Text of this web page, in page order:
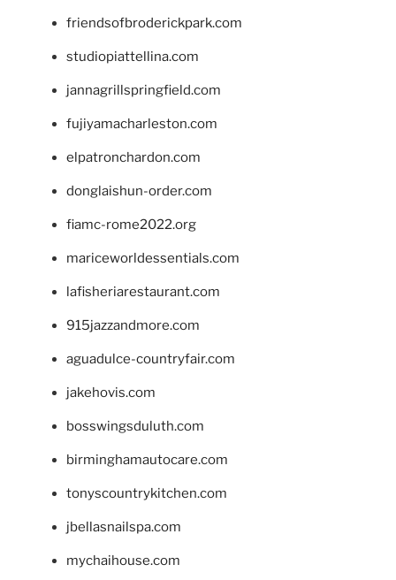
friendsofbroderickpark.com
studiopiattellina.com
jannagrillspringfield.com
fujiyamacharleston.com
elpatronchardon.com
donglaishun-order.com
fiamc-rome2022.org
mariceworldessentials.com
lafisheriarestaurant.com
915jazzandmore.com
aguadulce-countryfair.com
jakehovis.com
bosswingsduluth.com
birminghamautocare.com
tonyscountrykitchen.com
jbellasnailspa.com
mychaihouse.com